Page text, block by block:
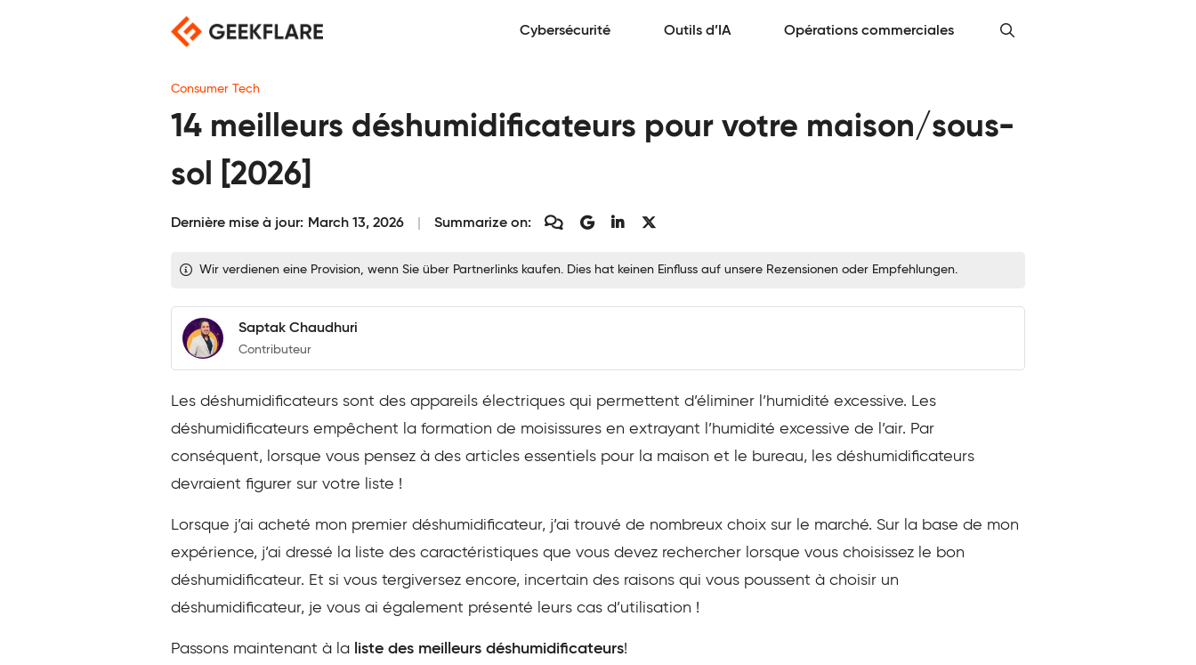
Cybersécurité Outils d’IA Opérations commerciales
Consumer Tech
14 meilleurs déshumidificateurs pour votre maison/sous-
sol [2026]
Dernière mise à jour: March 13, 2026 Summarize on:
Wir verdienen eine Provision, wenn Sie über Partnerlinks kaufen. Dies hat keinen Einfluss auf unsere Rezensionen oder Empfehlungen.
Saptak Chaudhuri
Contributeur
Les déshumidificateurs sont des appareils électriques qui permettent d’éliminer l’humidité excessive. Les
déshumidificateurs empêchent la formation de moisissures en extrayant l’humidité excessive de l’air. Par
conséquent, lorsque vous pensez à des articles essentiels pour la maison et le bureau, les déshumidificateurs
devraient figurer sur votre liste !
Lorsque j’ai acheté mon premier déshumidificateur, j’ai trouvé de nombreux choix sur le marché. Sur la base de mon
expérience, j’ai dressé la liste des caractéristiques que vous devez rechercher lorsque vous choisissez le bon
déshumidificateur. Et si vous tergiversez encore, incertain des raisons qui vous poussent à choisir un
déshumidificateur, je vous ai également présenté leurs cas d’utilisation !
Passons maintenant à la liste des meilleurs déshumidificateurs!